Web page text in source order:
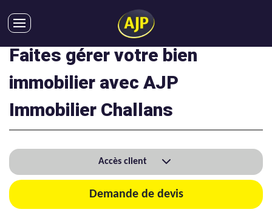
ACHATS
VENTES
GESTION LOCATIVE
SYNDIC
LMNP
IMMOBILIER NEUF
LOCATIONS DE VACANCES
ENTREPRISES
Faites gérer votre bien
immobilier avec AJP
Immobilier Challans
Accès client
Demande de devis